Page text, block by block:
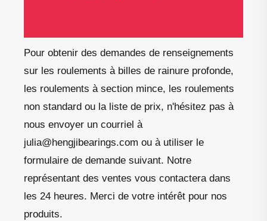
Pour obtenir des demandes de renseignements
sur les roulements à billes de rainure profonde,
les roulements à section mince, les roulements
non standard ou la liste de prix, n'hésitez pas à
nous envoyer un courriel à
julia@hengjibearings.com ou à utiliser le
formulaire de demande suivant. Notre
représentant des ventes vous contactera dans
les 24 heures. Merci de votre intérêt pour nos
produits.